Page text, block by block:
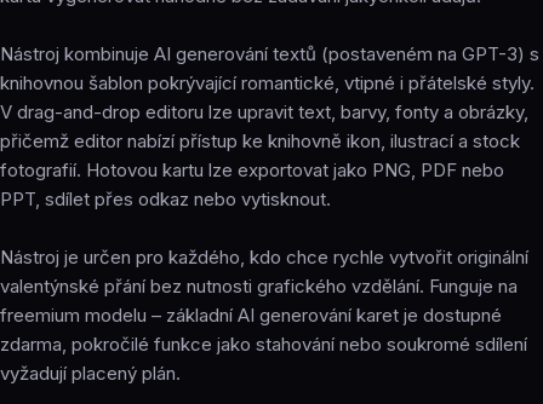
Nástroj kombinuje AI generování textů (postaveném na GPT-3) s
knihovnou šablon pokrývající romantické, vtipné i přátelské styly.
V drag-and-drop editoru lze upravit text, barvy, fonty a obrázky,
přičemž editor nabízí přístup ke knihovně ikon, ilustrací a stock
fotografií. Hotovou kartu lze exportovat jako PNG, PDF nebo
PPT, sdílet přes odkaz nebo vytisknout.
Nástroj je určen pro každého, kdo chce rychle vytvořit originální
valentýnské přání bez nutnosti grafického vzdělání. Funguje na
freemium modelu – základní AI generování karet je dostupné
zdarma, pokročilé funkce jako stahování nebo soukromé sdílení
vyžadují placený plán.